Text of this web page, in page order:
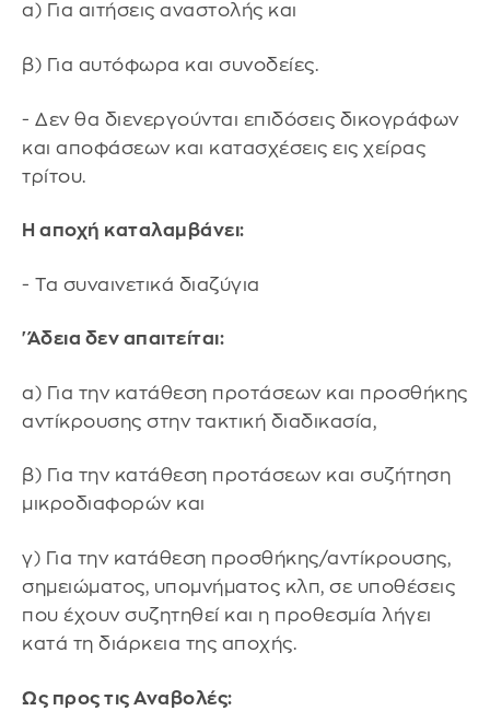
α) Για αιτήσεις αναστολής και
β) Για αυτόφωρα και συνοδείες.
- Δεν θα διενεργούνται επιδόσεις δικογράφων
και αποφάσεων και κατασχέσεις εις χείρας
τρίτου.
Η αποχή καταλαμβάνει:
- Τα συναινετικά διαζύγια
'Άδεια δεν απαιτείται:
α) Για την κατάθεση προτάσεων και προσθήκης
αντίκρουσης στην τακτική διαδικασία,
β) Για την κατάθεση προτάσεων και συζήτηση
μικροδιαφορών και
γ) Για την κατάθεση προσθήκης/αντίκρουσης,
σημειώματος, υπομνήματος κλπ, σε υποθέσεις
που έχουν συζητηθεί και η προθεσμία λήγει
κατά τη διάρκεια της αποχής.
Ως προς τις Αναβολές: